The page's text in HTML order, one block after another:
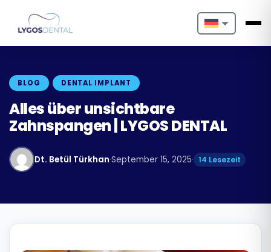
Nederlands
Deutsch
Português
BLOG DENTAL IMPLANT
Alles über unsichtbare
Zahnspangen | LYGOS DENTAL
Dt. Betül Türkhan·September 15, 2025· 14 Lesezeit